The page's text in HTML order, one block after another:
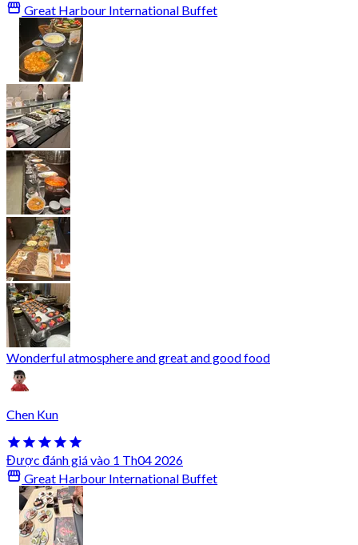
Great Harbour International Buffet
Wonderful atmosphere and great and good food
Chen Kun
Được đánh giá vào 1 Th04 2026
Great Harbour International Buffet